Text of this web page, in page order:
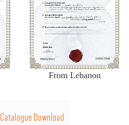
From Lebanon
Catalogue Download